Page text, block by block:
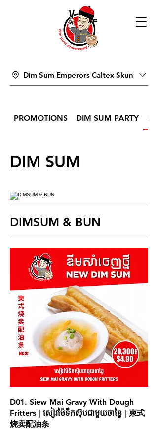
Dim Sum Emperors Caltex Skun
PROMOTIONS DIM SUM PARTY
DIM SUM
DIMSUM & BUN
D01. Siew Mai Gravy With Dough
Fritters | សៀវម៉ៃទឹកស៊ុបជាមួយចាខ្វៃ | 柬式
烧卖配油条